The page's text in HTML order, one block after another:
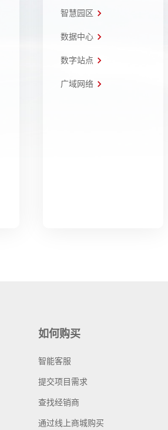
智慧园区
数据中心
数字站点
广域网络
如何购买
智能客服
提交项目需求
查找经销商
通过线上商城购买